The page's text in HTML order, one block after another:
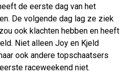
de eerste dag van het
De volgende dag lag ze ziek
ook klachten hebben en heeft
Niet alleen Joy en Kjeld
ook andere topschaatsers
raceweekend niet.